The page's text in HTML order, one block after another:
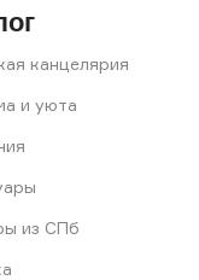
канцелярия
и уюта
из СПб